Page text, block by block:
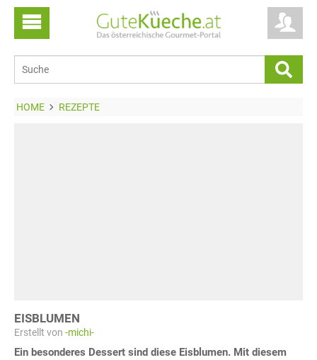
HOME REZEPTE
EISBLUMEN
Erstellt von -michi-
Ein besonderes Dessert sind diese Eisblumen. Mit diesem